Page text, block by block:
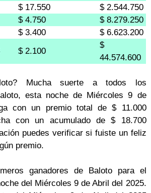
$ 17.550
$ 2.544.750
$ 4.750
$ 8.279.250
$ 3.400
$ 6.623.200
$ 2.100
$
44.574.600
Mucha suerte a todos los
esta noche de Miércoles 9 de
con un premio total de $ 11.000
con un acumulado de $ 18.700
puedes verificar si fuiste un feliz
premio.
ganadores de Baloto para el
del Miércoles 9 de Abril del 2025.